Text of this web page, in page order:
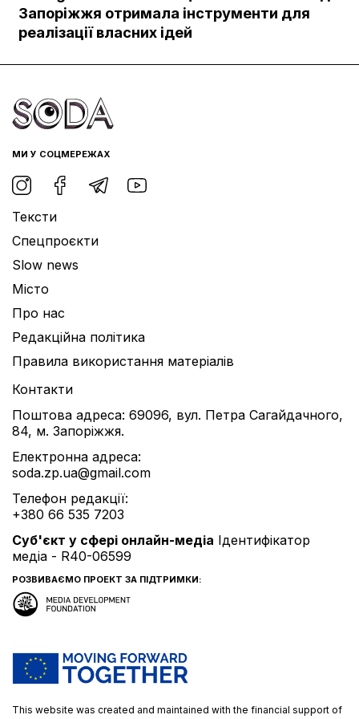
Документи
Запоріжжя отримала інструменти для
реалізації власних ідей
МИ У СОЦМЕРЕЖАХ
Тексти
Спецпроєкти
Slow news
Місто
Про нас
Редакційна політика
Правила використання матеріалів
Контакти
Поштова адреса: 69096, вул. Петра Сагайдачного,
84, м. Запоріжжя.
Електронна адреса:
soda.zp.ua@gmail.com
Телефон редакції:
+380 66 535 7203
Cуб'єкт у сфері онлайн-медіа Ідентифікатор
медіа - R40-06599
РОЗВИВАЄМО ПРОЕКТ ЗА ПІДТРИМКИ:
This website was created and maintained with the financial support of